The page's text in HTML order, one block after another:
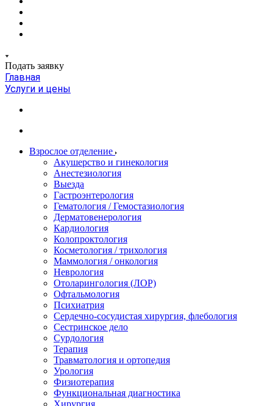
Подать заявку
Главная
Услуги и цены
Взрослое отделение
Акушерство и гинекология
Анестезиология
Выезда
Гастроэнтерология
Гематология / Гемостазиология
Дерматовенерология
Кардиология
Колопроктология
Косметология / трихология
Маммология / онкология
Неврология
Отоларингология (ЛОР)
Офтальмология
Психиатрия
Сердечно-сосудистая хирургия, флебология
Сестринское дело
Сурдология
Терапия
Травматология и ортопедия
Урология
Физиотерапия
Функциональная диагностика
Хирургия